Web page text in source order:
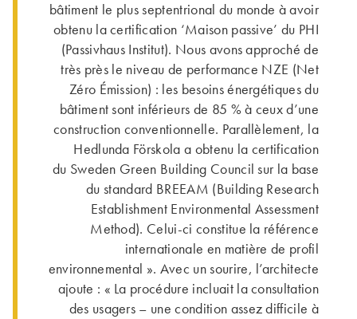
bâtiment le plus septentrional du monde à avoir
obtenu la certification ‘Maison passive’ du PHI
(Passivhaus Institut). Nous avons approché de
très près le niveau de performance NZE (Net
Zéro Émission) : les besoins énergétiques du
bâtiment sont inférieurs de 85 % à ceux d’une
construction conventionnelle. Parallèlement, la
Hedlunda Förskola a obtenu la certification
du Sweden Green Building Council sur la base
du standard BREEAM (Building Research
Establishment Environmental Assessment
Method). Celui-ci constitue la référence
internationale en matière de profil
environnemental ». Avec un sourire, l’architecte
ajoute : « La procédure incluait la consultation
des usagers – une condition assez difficile à